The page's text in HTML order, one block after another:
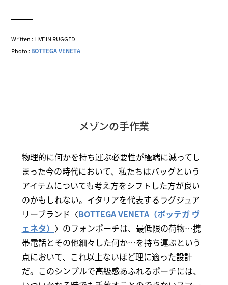
Written : LIVE IN RUGGED
Photo :BOTTEGA VENETA
メゾンの手作業
物理的に何かを持ち運ぶ必要性が極端に減ってし
まった今の時代において、私たちはバッグという
アイテムについても考え方をシフトした方が良い
のかもしれない。イタリアを代表するラグジュア
リーブランド〈BOTTEGA VENETA（ボッテガ ヴ
ェネタ） 〉のフォンポーチは、最低限の荷物…携
帯電話とその他細々した何か…を持ち運ぶという
点において、これ以上ないほど理に適った設計
だ。このシンプルで高級感あふれるポーチには、